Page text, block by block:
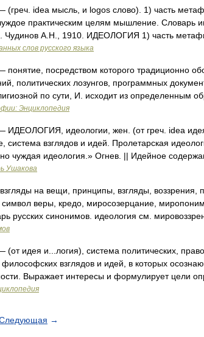
(греч. idea мысль, и logos слово). 1) часть
практическим целям мышление. Словарь
Чудинов А.Н., 1910. ИДЕОЛОГИЯ 1) часть
слов русского языка
понятие, посредством которого традиционно
политических лозунгов, программных
по сути, И. исходит из определенным
Энциклопедия
ИДЕОЛОГИЯ, идеологии, жен. (от греч. idea
система взглядов и идей. Пролетарская
чуждая идеология.» Огнев. || Идейное
Ушакова
на вещи, принципы, взгляды, воззрения,
веры, кредо, миросозерцание,
русских синонимов. идеология см.
(от идея и...логия), система политических,
философских взглядов и идей, в которых
Выражает интересы и формулирует цели
→